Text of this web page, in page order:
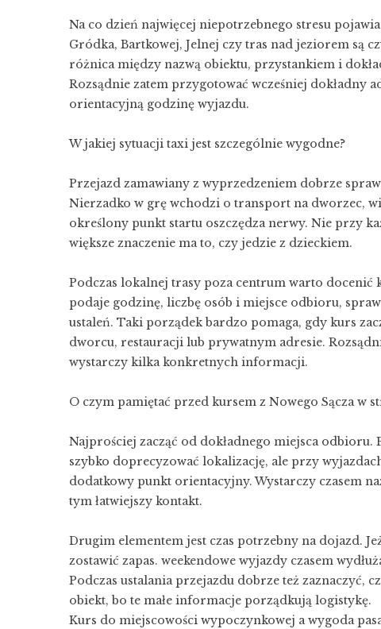
Na co dzień najwięcej niepotrzebnego stresu
Gródka, Bartkowej, Jelnej czy tras nad jeziorem są
różnica między nazwą obiektu, przystankiem i
Rozsądnie zatem przygotować wcześniej dokładny
orientacyjną godzinę wyjazdu.
W jakiej sytuacji taxi jest szczególnie wygodne?
Przejazd zamawiany z wyprzedzeniem dobrze
Nierzadko w grę wchodzi o transport na dworzec,
określony punkt startu oszczędza nerwy. Nie przy
większe znaczenie ma to, czy jedzie z dzieckiem.
Podczas lokalnej trasy poza centrum warto docenić
podaje godzinę, liczbę osób i miejsce odbioru,
ustaleń. Taki porządek bardzo pomaga, gdy kurs
dworcu, restauracji lub prywatnym adresie.
wystarczy kilka konkretnych informacji.
O czym pamiętać przed kursem z Nowego Sącza w
Najprościej zacząć od dokładnego miejsca
szybko doprecyzować lokalizację, ale przy
dodatkowy punkt orientacyjny. Wystarczy czasem
tym łatwiejszy kontakt.
Drugim elementem jest czas potrzebny na dojazd.
zostawić zapas. weekendowe wyjazdy czasem
Podczas ustalania przejazdu dobrze też
obiekt, bo te małe informacje porządkują logistykę.
Kurs do miejscowości wypoczynkowej a wygoda